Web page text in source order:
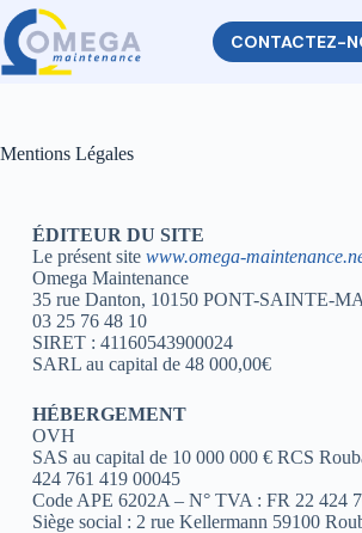
CONTACTEZ-
Mentions Légales
ÉDITEUR DU SITE
Le présent site www.omega-
Omega Maintenance
35 rue Danton, 10150 PONT-SAINTE-
03 25 76 48 10
SIRET : 41160543900024
SARL au capital de 48 000,00€
HÉBERGEMENT
OVH
SAS au capital de 10 000 000 € RCS
424 761 419 00045
Code APE 6202A – N° TVA : FR 22 424
Siège social : 2 rue Kellermann 59100